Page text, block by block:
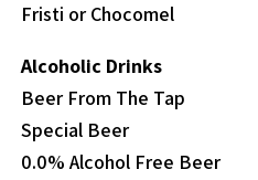
Fristi or Chocomel
Alcoholic Drinks
Beer From The Tap
Special Beer
0.0% Alcohol Free Beer